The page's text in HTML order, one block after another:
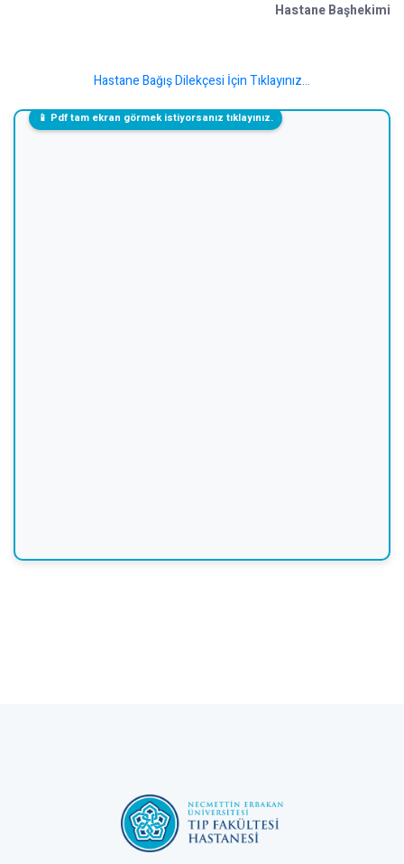
Hastane Başhekimi
Hastane Bağış Dilekçesi İçin Tıklayınız...